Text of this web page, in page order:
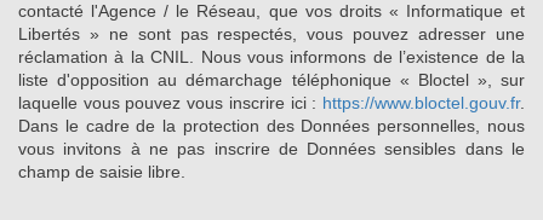
contacté l'Agence / le Réseau, que vos droits « Informatique et
Libertés » ne sont pas respectés, vous pouvez adresser une
réclamation à la CNIL. Nous vous informons de l’existence de la
liste d'opposition au démarchage téléphonique « Bloctel », sur
laquelle vous pouvez vous inscrire ici : https://www.bloctel.gouv.fr.
Dans le cadre de la protection des Données personnelles, nous
vous invitons à ne pas inscrire de Données sensibles dans le
champ de saisie libre.